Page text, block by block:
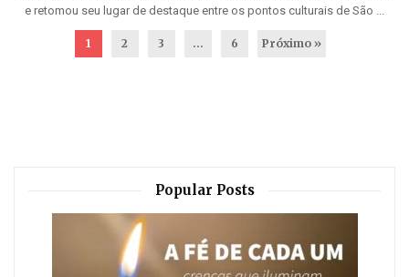
e retomou seu lugar de destaque entre os pontos culturais de São ...
1 2 3 … 6 Próximo »
Popular Posts